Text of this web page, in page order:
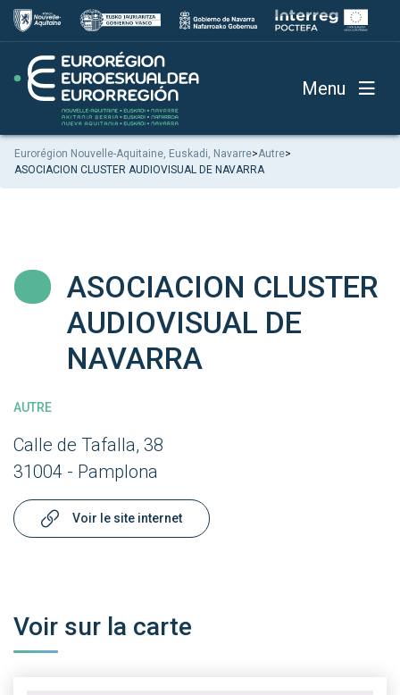
Menu
Eurorégion Nouvelle-Aquitaine, Euskadi, Navarre>Autre>
ASOCIACION CLUSTER AUDIOVISUAL DE NAVARRA
ASOCIACION CLUSTER
AUDIOVISUAL DE
NAVARRA
AUTRE
Calle de Tafalla, 38
31004 - Pamplona
Voir le site internet
Voir sur la carte